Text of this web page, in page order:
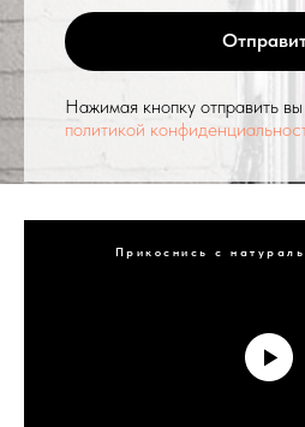
Нажимая кнопку отправить
политикой
Прикоснись с